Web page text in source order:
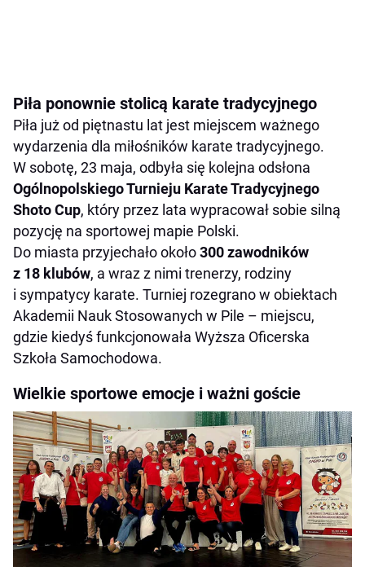
Piła ponownie stolicą karate tradycyjnego
Piła już od piętnastu lat jest miejscem ważnego
wydarzenia dla miłośników karate tradycyjnego.
W sobotę, 23 maja, odbyła się kolejna odsłona
Ogólnopolskiego Turnieju Karate Tradycyjnego
Shoto Cup, który przez lata wypracował sobie silną
pozycję na sportowej mapie Polski.
Do miasta przyjechało około300 zawodników
z 18 klubów, a wraz z nimi trenerzy, rodziny
i sympatycy karate. Turniej rozegrano w obiektach
Akademii Nauk Stosowanych w Pile – miejscu,
gdzie kiedyś funkcjonowała Wyższa Oficerska
Szkoła Samochodowa.
Wielkie sportowe emocje i ważni goście